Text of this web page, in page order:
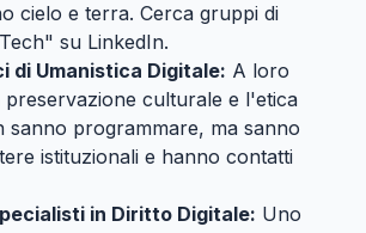
cielo e terra. Cerca gruppi di
su LinkedIn.
di Umanistica Digitale: A loro
preservazione culturale e l'etica
sanno programmare, ma sanno
istituzionali e hanno contatti
in Diritto Digitale: Uno